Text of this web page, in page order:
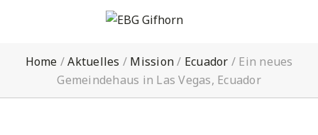
Home /Aktuelles / Mission/ Ecuador / Ein neues
Gemeindehaus in Las Vegas, Ecuador